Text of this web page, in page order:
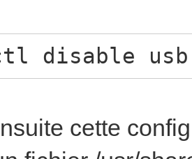
disable
cette